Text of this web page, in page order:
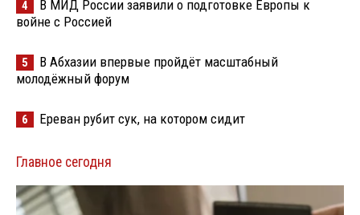
4
В МИД России заявили о подготовке Европы к
войне с Россией
5
В Абхазии впервые пройдёт масштабный
молодёжный форум
6 Ереван рубит сук, на котором сидит
Главное сегодня